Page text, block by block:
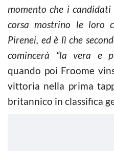
momento che i
corsa mostrino le loro
Pirenei, ed è lì che
comincerà “la vera e
quando poi Froome
vittoria nella prima
britannico in classifica